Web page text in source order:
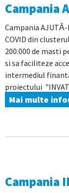
Campania
Campania
COVID din
200.000 de masti
si sa faciliteze
intermediul
proiectului
Mai multe
Campania